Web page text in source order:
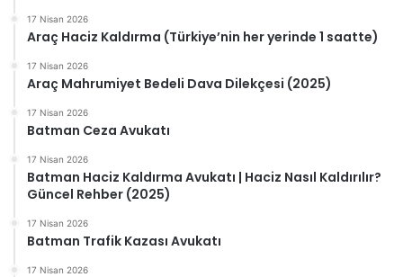
17 Nisan 2026
Araç Haciz Kaldırma (Türkiye’nin her yerinde 1 saatte)
17 Nisan 2026
Araç Mahrumiyet Bedeli Dava Dilekçesi (2025)
17 Nisan 2026
Batman Ceza Avukatı
17 Nisan 2026
Batman Haciz Kaldırma Avukatı | Haciz Nasıl Kaldırılır?
Güncel Rehber (2025)
17 Nisan 2026
Batman Trafik Kazası Avukatı
17 Nisan 2026